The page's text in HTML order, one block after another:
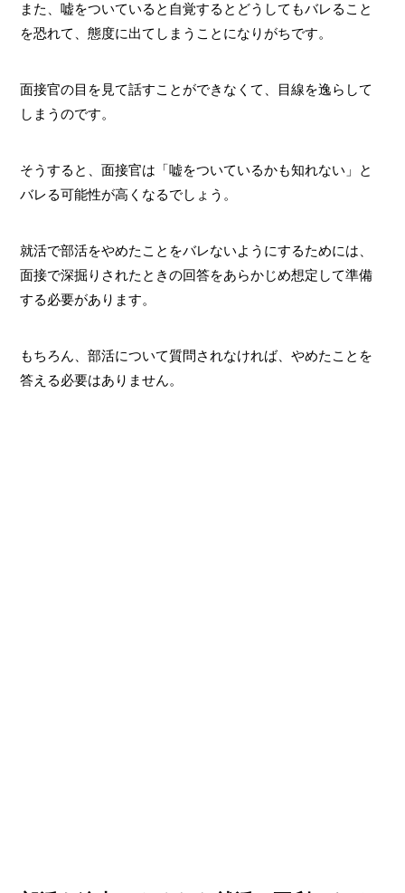
また、嘘をついていると自覚するとどうしてもバレること
を恐れて、態度に出てしまうことになりがちです。
面接官の目を見て話すことができなくて、目線を逸らして
しまうのです。
そうすると、面接官は「嘘をついているかも知れない」と
バレる可能性が高くなるでしょう。
就活で部活をやめたことをバレないようにするためには、
面接で深掘りされたときの回答をあらかじめ想定して準備
する必要があります。
もちろん、部活について質問されなければ、やめたことを
答える必要はありません。